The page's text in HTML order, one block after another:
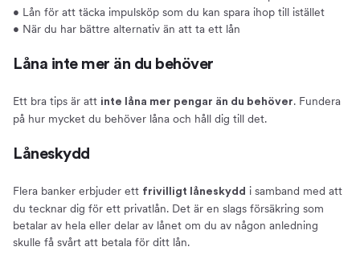
• Lån för att täcka impulsköp som du kan spara ihop till istället
• När du har bättre alternativ än att ta ett lån
Låna inte mer än du behöver
Ett bra tips är att inte låna mer pengar än du behöver. Fundera
på hur mycket du behöver låna och håll dig till det.
Låneskydd
Flera banker erbjuder ett frivilligt låneskydd i samband med att
du tecknar dig för ett privatlån. Det är en slags försäkring som
betalar av hela eller delar av lånet om du av någon anledning
skulle få svårt att betala för ditt lån.